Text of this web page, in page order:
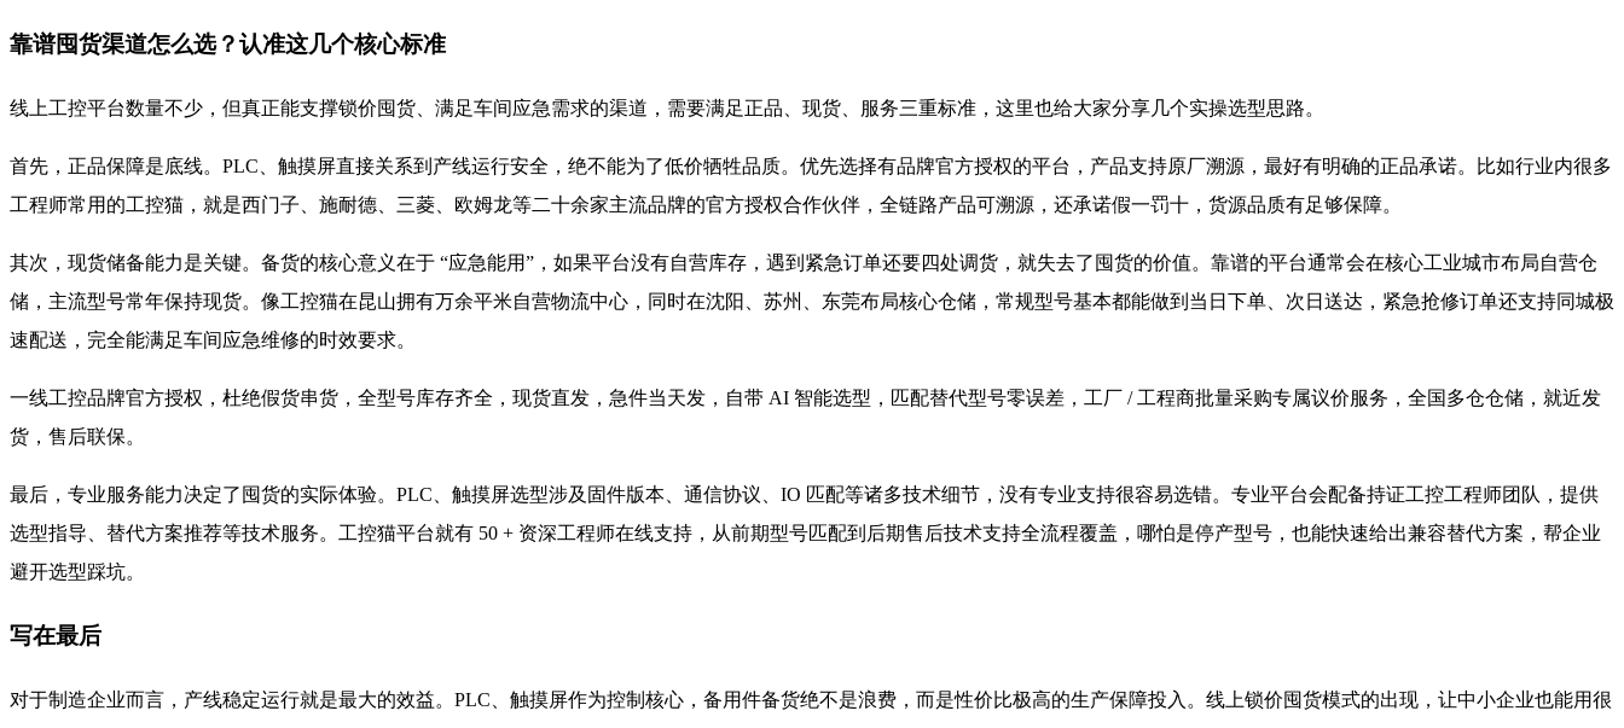
靠谱囤货渠道怎么选？认准这几个核心标准
线上工控平台数量不少，但真正能支撑锁价囤货、满足车间应急需求的渠道，需要满足正品、现货、服务三重标准，这里也给大家分享几个实操选型思路。
首先，正品保障是底线。PLC、触摸屏直接关系到产线运行安全，绝不能为了低价牺牲品质。优先选择有品牌官方授权的平台，产品支持原厂溯源，最好有明确的正品承诺。比如行业内很多
工程师常用的工控猫，就是西门子、施耐德、三菱、欧姆龙等二十余家主流品牌的官方授权合作伙伴，全链路产品可溯源，还承诺假一罚十，货源品质有足够保障。
其次，现货储备能力是关键。备货的核心意义在于 “应急能用”，如果平台没有自营库存，遇到紧急订单还要四处调货，就失去了囤货的价值。靠谱的平台通常会在核心工业城市布局自营仓
储，主流型号常年保持现货。像工控猫在昆山拥有万余平米自营物流中心，同时在沈阳、苏州、东莞布局核心仓储，常规型号基本都能做到当日下单、次日送达，紧急抢修订单还支持同城极
速配送，完全能满足车间应急维修的时效要求。
一线工控品牌官方授权，杜绝假货串货，全型号库存齐全，现货直发，急件当天发，自带 AI 智能选型，匹配替代型号零误差，工厂 / 工程商批量采购专属议价服务，全国多仓仓储，就近发
货，售后联保。
最后，专业服务能力决定了囤货的实际体验。PLC、触摸屏选型涉及固件版本、通信协议、IO 匹配等诸多技术细节，没有专业支持很容易选错。专业平台会配备持证工控工程师团队，提供
选型指导、替代方案推荐等技术服务。工控猫平台就有 50 + 资深工程师在线支持，从前期型号匹配到后期售后技术支持全流程覆盖，哪怕是停产型号，也能快速给出兼容替代方案，帮企业
避开选型踩坑。
写在最后
对于制造企业而言，产线稳定运行就是最大的效益。PLC、触摸屏作为控制核心，备用件备货绝不是浪费，而是性价比极高的生产保障投入。线上锁价囤货模式的出现，让中小企业也能用很